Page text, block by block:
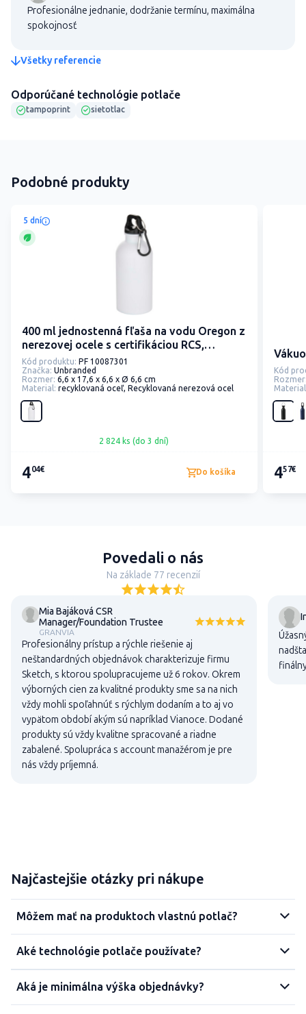
Profesionálne jednanie, dodržanie termínu, maximálna
spokojnosť
Všetky referencie
Odporúčané technológie potlače
tampoprint sietotlac
Podobné produkty
5 dní
400 ml jednostenná fľaša na vodu Oregon z
nerezovej ocele s certifikáciou RCS,
karabínou a sublimačnou tlačou
Kód produktu: PF 10087301
Značka: Unbranded
Rozmer: 6,6 x 17,6 x 6,6 x Ø 6,6 cm
Material: recyklovaná oceľ, Recyklovaná nerezová ocel
2 824 ks (do 3 dní)
404€ Do košíka
Kód
457€
Povedali o nás
Na základe 77 recenzií
Mia Bajáková CSR
Manager/Foundation Trustee
GRANVIA
Profesionálny prístup a rýchle riešenie aj
neštandardných objednávok charakterizuje firmu
Sketch, s ktorou spolupracujeme už 6 rokov. Okrem
výborných cien za kvalitné produkty sme sa na nich
vždy mohli spoľahnúť s rýchlym dodaním a to aj vo
vypätom období akým sú napríklad Vianoce. Dodané
produkty sú vždy kvalitne spracované a riadne
zabalené. Spolupráca s account manažérom je pre
nás vždy príjemná.
Najčastejšie otázky pri nákupe
Môžem mať na produktoch vlastnú potlač?
Aké technológie potlače používate?
Aká je minimálna výška objednávky?